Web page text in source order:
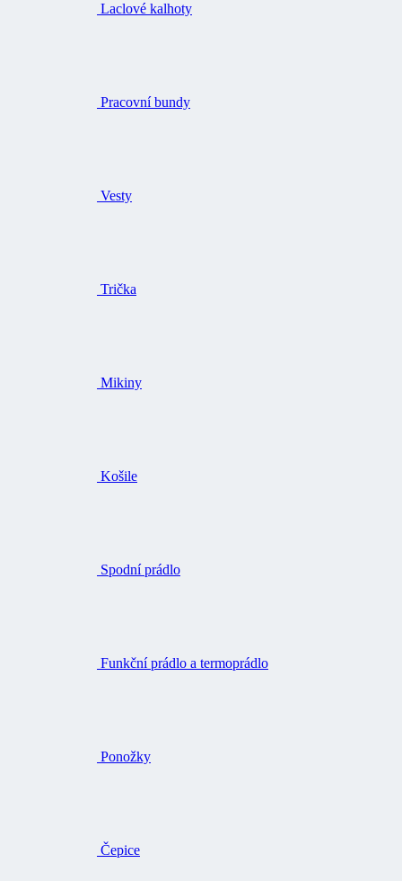
Laclové kalhoty
Pracovní bundy
Vesty
Trička
Mikiny
Košile
Spodní prádlo
Funkční prádlo a termoprádlo
Ponožky
Čepice